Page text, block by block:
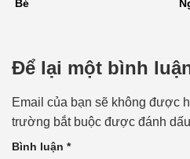
Bé
Để lại một bình
Email của bạn sẽ không được
trường bắt buộc được đánh dấu
Bình luận *